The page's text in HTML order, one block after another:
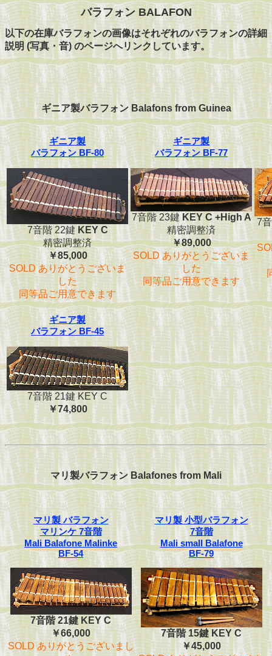
バラフォン BALAFON
以下の在庫バラフォンの画像はそれぞれのバラフォンの詳細
説明 (写真・音) のページへリンクしています。
ギニア製バラフォン Balafons from Guinea
ギニア製
バラフォン BF-80
7音階 22鍵KEY C
精密調整済
￥85,000
SOLD ありがとうございま
した
同等品ご用意できます
ギニア製
バラフォン BF-77
7音階 23鍵KEY C +High A
精密調整済
￥89,000
SOLD ありがとうございま
した
同等品ご用意できます
7
ギニア製
バラフォン BF-45
7音階 21鍵 KEY C
￥74,800
マリ製バラフォン Balafones from Mali
マリ製 バラフォン
マリンケ 7音階
Mali Balafone Malinke
BF-54
7音階 21鍵 KEY C
￥66,000
SOLD ありがとうございまし
マリ製 小型バラフォン
7音階
Mali small Balafone
BF-79
7音階 15鍵 KEY C
￥45,000